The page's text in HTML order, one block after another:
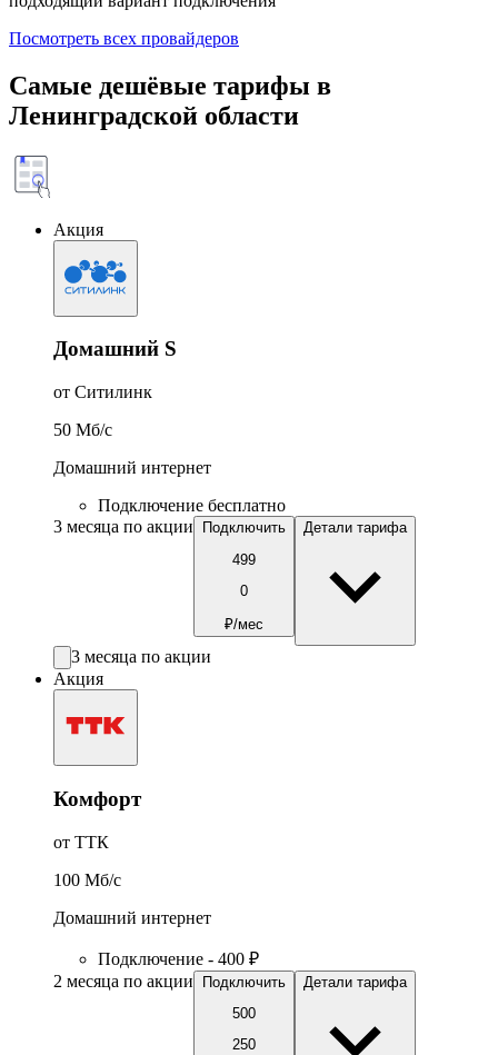
Посмотреть всех провайдеров
Самые дешёвые тарифы в
Ленинградской области
Акция
Домашний S
от Ситилинк
50 Мб/c
Домашний интернет
Подключение бесплатно
3 месяца по акции
Подключить
499
0
₽/мес
Детали тарифа
3 месяца по акции
Акция
Комфорт
от ТТК
100 Мб/c
Домашний интернет
Подключение - 400 ₽
2 месяца по акции
Подключить
500
250
Детали тарифа